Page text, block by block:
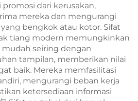
dari kerusakan,
mereka dan mengurangi
bengkok atau kotor. Sifat
tiang modern memungkinkan
seiring dengan
tampilan, memberikan nilai
baik. Mereka memfasilitasi
mengurangi beban kerja
ketersediaan informasi